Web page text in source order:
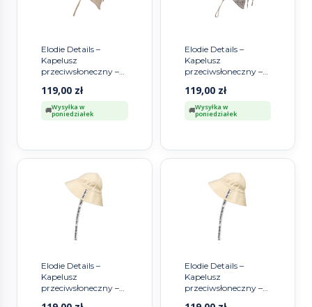
Elodie Details –
Kapelusz
przeciwsłoneczny –
lata
119,00 zł
Wysyłka w
poniedziałek
Elodie Details –
Kapelusz
przeciwsłoneczny –
1-2 lata
119,00 zł
Wysyłka w
poniedziałek
Elodie Details –
Kapelusz
przeciwsłoneczny –
Elodie Details –
Kapelusz
przeciwsłoneczny –